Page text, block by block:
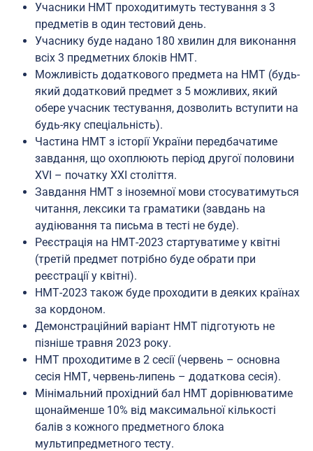
Учасники НМТ проходитимуть тестування з 3
предметів в один тестовий день.
Учаснику буде надано 180 хвилин для виконання
всіх 3 предметних блоків НМТ.
Можливість додаткового предмета на НМТ (будь-
який додатковий предмет з 5 можливих, який
обере учасник тестування, дозволить вступити на
будь-яку спеціальність).
Частина НМТ з історії України передбачатиме
завдання, що охоплюють період другої половини
XVI – початку XXI століття.
Завдання НМТ з іноземної мови стосуватимуться
читання, лексики та граматики (завдань на
аудіювання та письма в тесті не буде).
Реєстрація на НМТ-2023 стартуватиме у квітні
(третій предмет потрібно буде обрати при
реєстрації у квітні).
НМТ-2023 також буде проходити в деяких країнах
за кордоном.
Демонстраційний варіант НМТ підготують не
пізніше травня 2023 року.
НМТ проходитиме в 2 сесії (червень – основна
сесія НМТ, червень-липень – додаткова сесія).
Мінімальний прохідний бал НМТ дорівнюватиме
щонайменше 10% від максимальної кількості
балів з кожного предметного блока
мультипредметного тесту.